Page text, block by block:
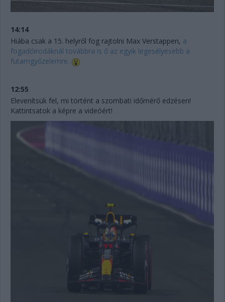
14:14
Hiába csak a 15. helyről fog rajtolni Max Verstappen, a
fogadóirodáknál továbbra is ő az egyik legesélyesebb a
futamgyőzelemre.
12:55
Elevenítsük fel, mi történt a szombati időmérő edzésen!
Kattintsatok a képre a videóért!